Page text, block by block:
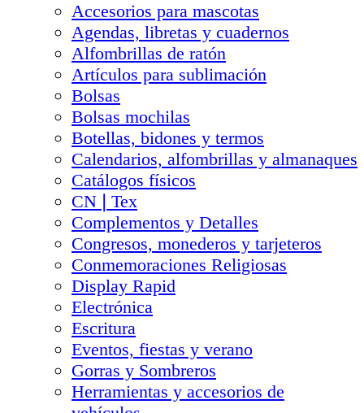
Accesorios para mascotas
Agendas, libretas y cuadernos
Alfombrillas de ratón
Artículos para sublimación
Bolsas
Bolsas mochilas
Botellas, bidones y termos
Calendarios, alfombrillas y almanaques
Catálogos físicos
CN❘Tex
Complementos y Detalles
Congresos, monederos y tarjeteros
Conmemoraciones Religiosas
Display Rapid
Electrónica
Escritura
Eventos, fiestas y verano
Gorras y Sombreros
Herramientas y accesorios de